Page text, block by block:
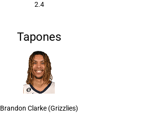
2.4
Tapones
Brandon Clarke (Grizzlies)